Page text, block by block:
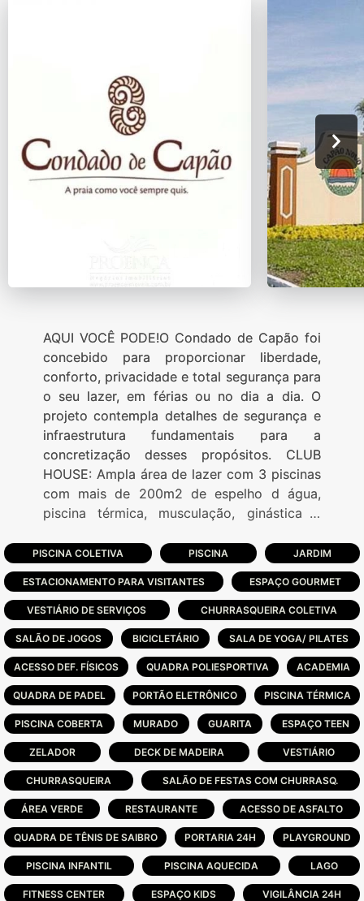
AQUI VOCÊ PODE!O Condado de Capão foi
concebido para proporcionar liberdade,
conforto, privacidade e total segurança para
o seu lazer, em férias ou no dia a dia. O
projeto contempla detalhes de segurança e
infraestrutura fundamentais para a
concretização desses propósitos. CLUB
HOUSE: Ampla área de lazer com 3 piscinas
com mais de 200m2 de espelho d água,
piscina térmica, musculação, ginástica e
cancha de bocha coberta com piso
sintético, quadra de tênis coberta com piso
de saibro, padel, futebol infantil, tênis ao ar
livre, quadra poliesportiva e futebol sete.
INFRAESTRUTURA: Quadras esportivas,
quadra de tênis coberta com piso de saibro,
campos de futebol sete com grama tapete
Lago artificial de 5.600m² com praia e
toboágua,3 piscinas.
PISCINA COLETIVA PISCINA JARDIM
ESTACIONAMENTO PARA VISITANTES ESPAÇO GOURMET
VESTIÁRIO DE SERVIÇOS CHURRASQUEIRA COLETIVA
SALÃO DE JOGOS BICICLETÁRIO SALA DE YOGA/ PILATES
ACESSO DEF. FÍSICOS QUADRA POLIESPORTIVA ACADEMIA
QUADRA DE PADEL PORTÃO ELETRÔNICO PISCINA TÉRMICA
PISCINA COBERTA MURADO GUARITA ESPAÇO TEEN
ZELADOR DECK DE MADEIRA VESTIÁRIO
CHURRASQUEIRA SALÃO DE FESTAS COM CHURRASQ.
ÁREA VERDE RESTAURANTE ACESSO DE ASFALTO
QUADRA DE TÊNIS DE SAIBRO PORTARIA 24H PLAYGROUND
PISCINA INFANTIL PISCINA AQUECIDA LAGO
FITNESS CENTER ESPAÇO KIDS VIGILÂNCIA 24H